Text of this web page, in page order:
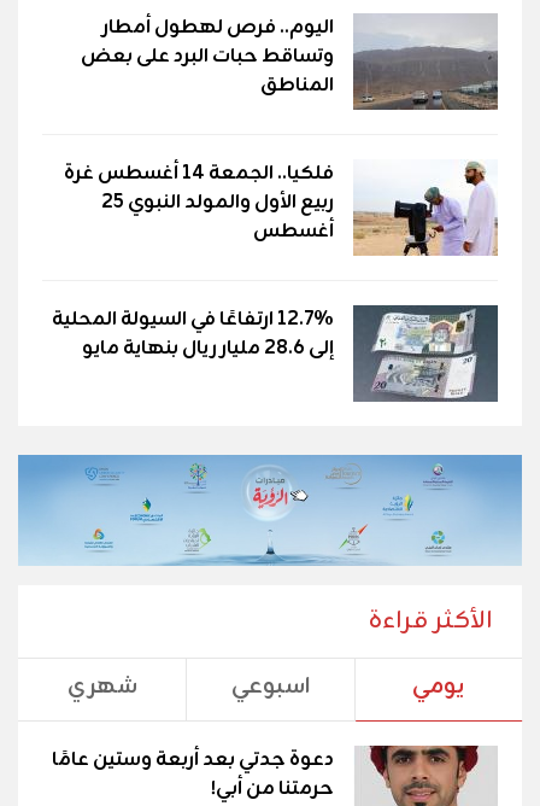
اليوم.. فرص لهطول أمطار
وتساقط حبات البرد على بعض
المناطق
فلكيا.. الجمعة 14 أغسطس غرة
ربيع الأول والمولد النبوي 25
أغسطس
12.7% ارتفاعًا في السيولة المحلية
إلى 28.6 مليار ريال بنهاية مايو
الأكثر قراءة
يومي اسبوعي شهري
دعوة جدتي بعد أربعة وستين عامًا
حرمتنا من أبي!